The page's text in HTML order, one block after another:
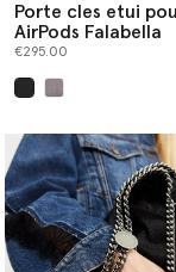
Porte cles etui
AirPods Falabella
€295.00